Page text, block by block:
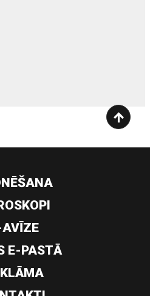
AVĪZE
E-PASTĀ